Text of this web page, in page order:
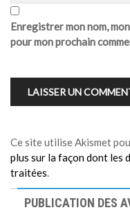
Enregistrer mon nom,
pour mon prochain
Ce site utilise Akismet
plus sur la façon dont les
traitées.
PUBLICATION DES